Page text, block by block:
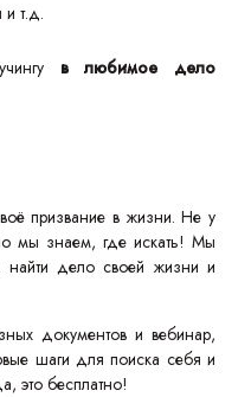
и т.д.
в любимое дело
призвание в жизни. Не у
мы знаем, где искать! Мы
дело своей жизни и
документов и вебинар,
шаги для поиска себя и
это бесплатно!